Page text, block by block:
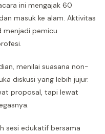
ini mengajak 60
masuk ke alam. Aktivitas
pemicu
menilai suasana non-
diskusi yang lebih jujur.
proposal, tapi lewat
sesi edukatif bersama